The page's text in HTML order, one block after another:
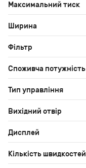
Максимальний тиск
Ширина
Фільтр
Споживча потужність
Тип управління
Вихідний отвір
Дисплей
Кількість швидкостей